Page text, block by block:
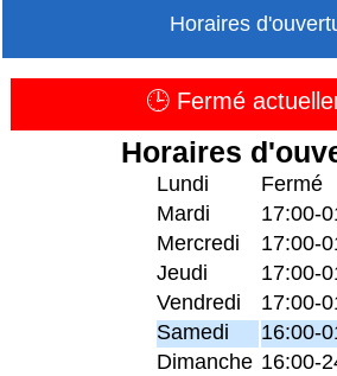
Horaires
🕒 Fermé
Horaires
Lundi
Fermé
Mardi
17:00-
Mercredi
17:00-
Jeudi
17:00-
Vendredi
17:00-
Samedi
16:00-
Dimanche 16:00-